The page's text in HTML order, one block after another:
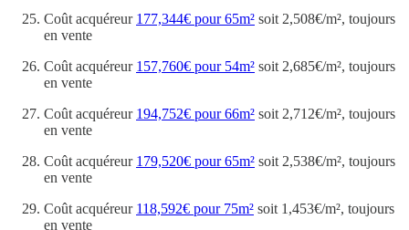
Coût acquéreur 177,344€ pour 65m² soit 2,508€/m², toujours
en vente
Coût acquéreur 157,760€ pour 54m² soit 2,685€/m², toujours
en vente
Coût acquéreur 194,752€ pour 66m² soit 2,712€/m², toujours
en vente
Coût acquéreur 179,520€ pour 65m² soit 2,538€/m², toujours
en vente
Coût acquéreur 118,592€ pour 75m² soit 1,453€/m², toujours
en vente